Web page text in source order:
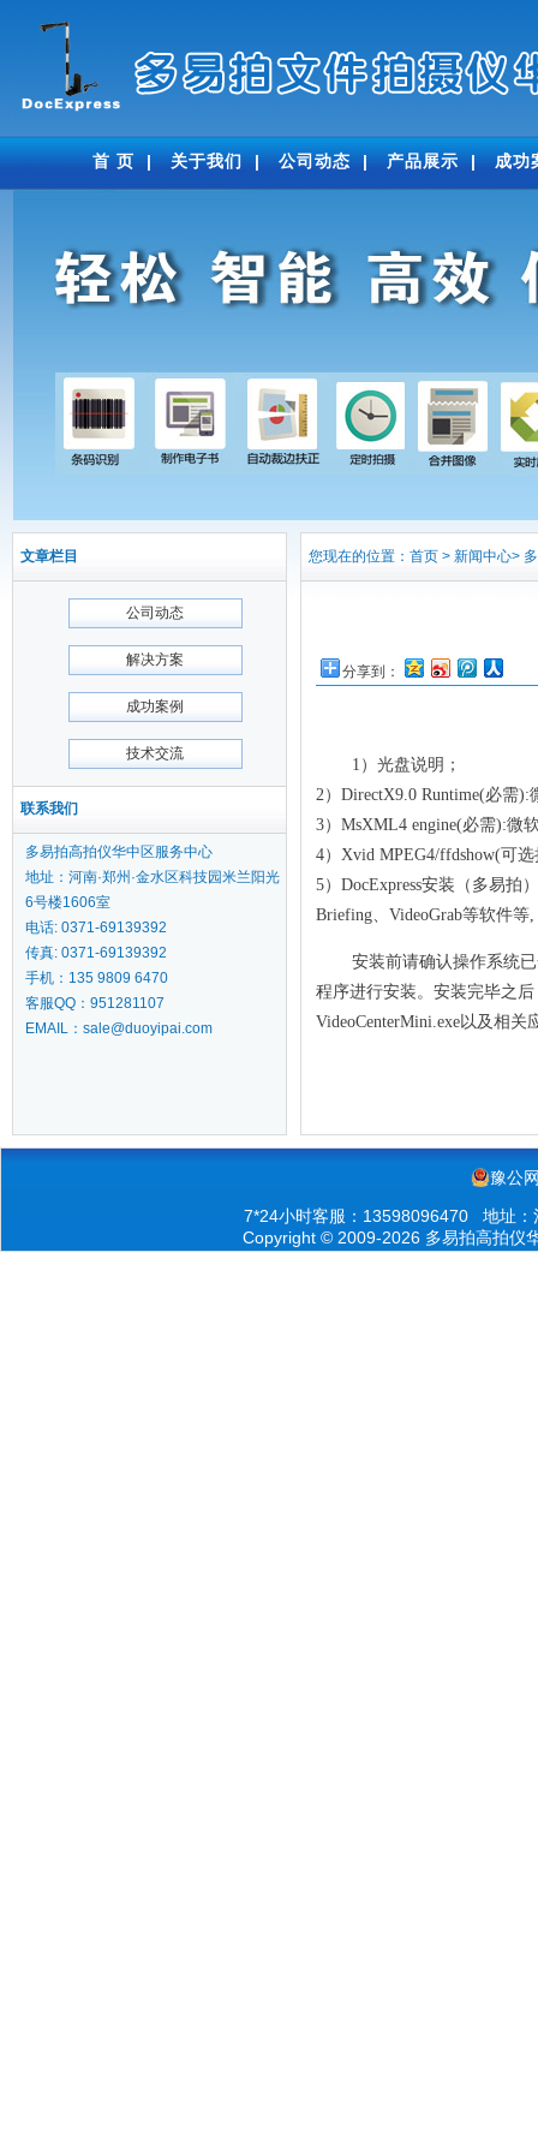
首 页|关于我们|公司动态|产品展示|成功
文章栏目
公司动态
解决方案
成功案例
技术交流
联系我们
多易拍高拍仪华中区服务中心
地址：河南·郑州·金水区科技园米兰阳光
6号楼1606室
电话: 0371-69139392
传真: 0371-69139392
手机：135 9809 6470
客服QQ：951281107
EMAIL：sale@duoyipai.com
您现在的位置：首页 > 新闻中心>
分享到：
1）光盘说明；
2）DirectX9.0 Runtime(必需
3）MsXML4 engine(必需):微
4）Xvid MPEG4/ffdshow(可
5）DocExpress安装（多易拍
Briefing、VideoGrab等软件
安装前请确认操作系统
程序进行安装。安装完毕之
VideoCenterMini.exe以及相关
豫公
7*24小时客服：13598096470 地址：
Copyright © 2009-2026 多易拍高拍仪